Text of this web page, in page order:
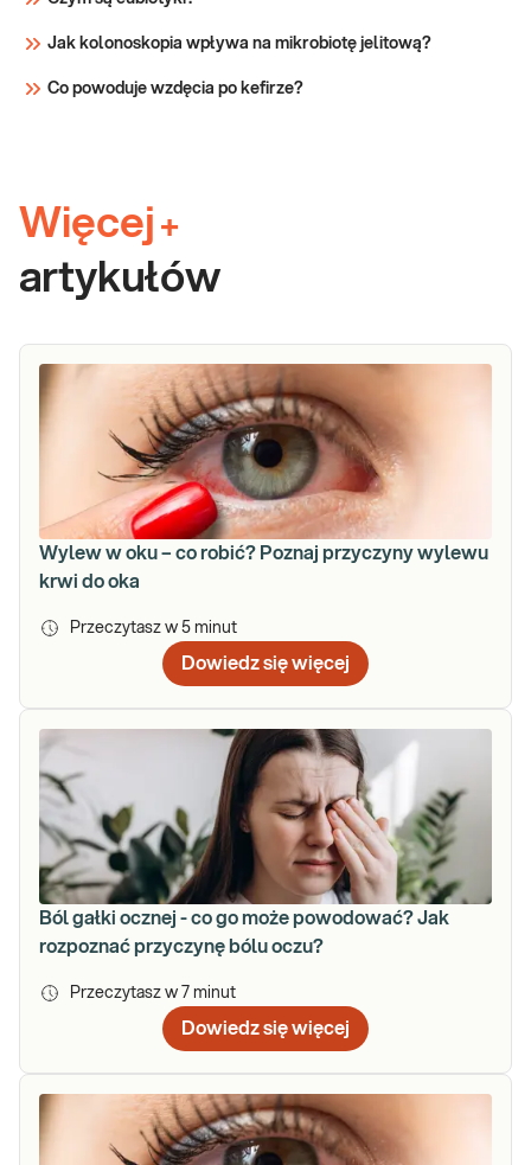
Jak kolonoskopia wpływa na mikrobiotę jelitową?
Co powoduje wzdęcia po kefirze?
Więcej +
artykułów
Wylew w oku – co robić? Poznaj przyczyny wylewu
krwi do oka
Przeczytasz w 5 minut
Dowiedz się więcej
Ból gałki ocznej - co go może powodować? Jak
rozpoznać przyczynę bólu oczu?
Przeczytasz w 7 minut
Dowiedz się więcej